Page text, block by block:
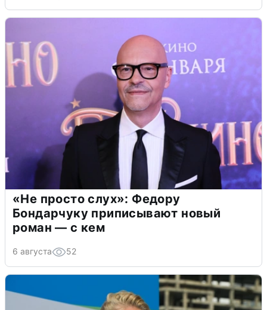
«Не просто слух»: Федору
Бондарчуку приписывают новый
роман — с кем
6 августа 52